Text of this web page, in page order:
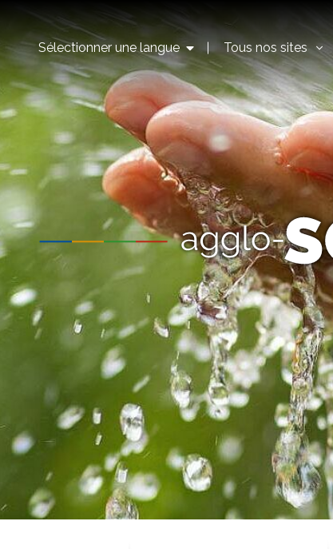
Sélectionner une langue Tous nos sites